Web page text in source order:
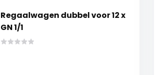
Regaalwagen dubbel voor 12 x
GN 1/1